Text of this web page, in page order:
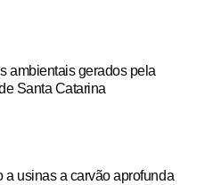
ambientais gerados pela
Santa Catarina
usinas a carvão aprofunda